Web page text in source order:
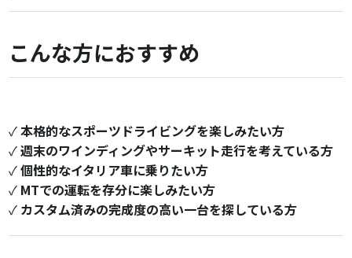
こんな方におすすめ
✓本格的なスポーツドライビングを楽しみたい方
✓週末のワインディングやサーキット走行を考えている方
✓個性的なイタリア車に乗りたい方
✓ MTでの運転を存分に楽しみたい方
✓ カスタム済みの完成度の高い一台を探している方